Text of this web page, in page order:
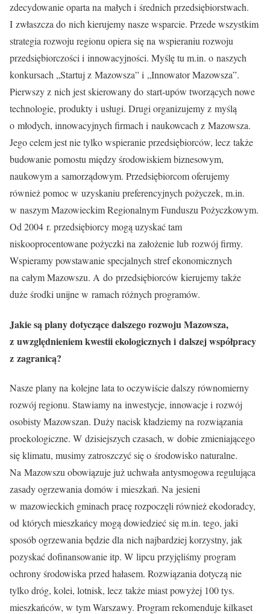
zdecydowanie oparta na małych i średnich przedsiębiorstwach.
I zwłaszcza do nich kierujemy nasze wsparcie. Przede wszystkim
strategia rozwoju regionu opiera się na wspieraniu rozwoju
przedsiębiorczości i innowacyjności. Myślę tu m.in. o naszych
konkursach „Startuj z Mazowsza” i „Innowator Mazowsza”.
Pierwszy z nich jest skierowany do start-upów tworzących nowe
technologie, produkty i usługi. Drugi organizujemy z myślą
o młodych, innowacyjnych firmach i naukowcach z Mazowsza.
Jego celem jest nie tylko wspieranie przedsiębiorców, lecz także
budowanie pomostu między środowiskiem biznesowym,
naukowym a samorządowym. Przedsiębiorcom oferujemy
również pomoc w uzyskaniu preferencyjnych pożyczek, m.in.
w naszym Mazowieckim Regionalnym Funduszu Pożyczkowym.
Od 2004 r. przedsiębiorcy mogą uzyskać tam
niskooprocentowane pożyczki na założenie lub rozwój firmy.
Wspieramy powstawanie specjalnych stref ekonomicznych
na całym Mazowszu. A do przedsiębiorców kierujemy także
duże środki unijne w ramach różnych programów.
Jakie są plany dotyczące dalszego rozwoju Mazowsza,
z uwzględnieniem kwestii ekologicznych i dalszej współpracy
z zagranicą?
Nasze plany na kolejne lata to oczywiście dalszy równomierny
rozwój regionu. Stawiamy na inwestycje, innowacje i rozwój
osobisty Mazowszan. Duży nacisk kładziemy na rozwiązania
proekologiczne. W dzisiejszych czasach, w dobie zmieniającego
się klimatu, musimy zatroszczyć się o środowisko naturalne.
Na Mazowszu obowiązuje już uchwała antysmogowa regulująca
zasady ogrzewania domów i mieszkań. Na jesieni
w mazowieckich gminach pracę rozpoczęli również ekodoradcy,
od których mieszkańcy mogą dowiedzieć się m.in. tego, jaki
sposób ogrzewania będzie dla nich najbardziej korzystny, jak
pozyskać dofinansowanie itp. W lipcu przyjęliśmy program
ochrony środowiska przed hałasem. Rozwiązania dotyczą nie
tylko dróg, kolei, lotnisk, lecz także miast powyżej 100 tys.
mieszkańców, w tym Warszawy. Program rekomenduje kilkaset